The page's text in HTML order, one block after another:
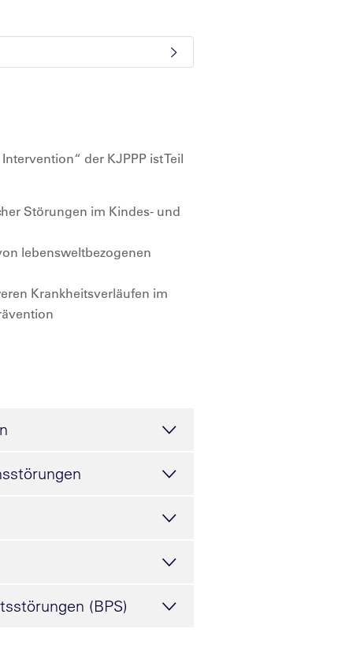
der KJPPP ist Teil
Störungen im Kindes- und
lebensweltbezogenen
Krankheitsverläufen im
(BPS)